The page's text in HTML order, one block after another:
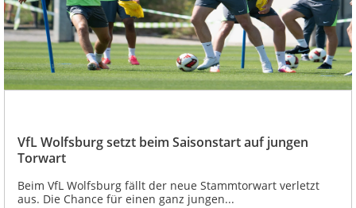
VfL Wolfsburg setzt beim Saisonstart auf jungen
Torwart
Beim VfL Wolfsburg fällt der neue Stammtorwart verletzt
aus. Die Chance für einen ganz jungen...